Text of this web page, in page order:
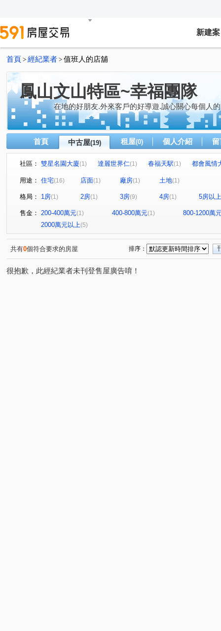
新建案
首頁 > 經紀業者 > 值班人的店舖
鳳山文山特區~幸福團隊
在地的好朋友.外來客戶的好導遊.誠心關心每個人
首頁 中古屋(19) 租屋(0) 個人介紹
社區： 雙星名園大廈(1) 達麗世界仁(1) 春福天駅(1)
都會風情
松鶴
捷運新都心六期 (1) 愛上城
廣東二街
太子路 拷潭路 真君路
中山東
文樂街(1) 光遠路 懷安街(1) 鳳學路 正忠路(1)
慈英街(1)
用途： 住宅(16) 店面(1) 廠房(1) 土地(1)
格局： 1房(1) 2房(1) 3房(9) 4房(1) 5房以上
售金： 200-400萬元(1) 400-800萬元(1)
800-1200萬
2000萬元以上(5)
共有0個符合要求的房屋 排序：
很抱歉，此經紀業者未刊登售屋廣告唷！